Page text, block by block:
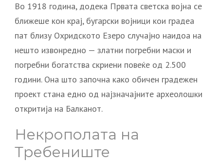
Во 1918 година, додека Првата светска војна се
ближеше кон крај, бугарски војници кои градеа
пат близу Охридското Езеро случајно наидоа на
нешто извонредно — златни погребни маски и
погребни богатства скриени повеќе од 2.500
години. Она што започна како обичен градежен
проект стана едно од најзначајните археолошки
откритија на Балканот.
Некрополата на
Требениште